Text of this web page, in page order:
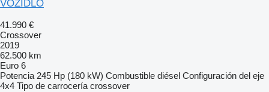
VOZIDLO
41.990 €
Crossover
2019
62.500 km
Euro 6
Potencia 245 Hp (180 kW) Combustible diésel Configuración del eje
4x4 Tipo de carrocería crossover